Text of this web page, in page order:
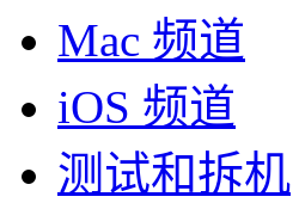
Mac 频道
iOS 频道
测试和拆机